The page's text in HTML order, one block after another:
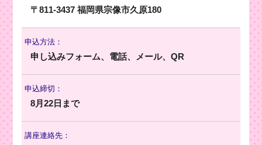
〒811-3437 福岡県宗像市久原180
申込方法：
申し込みフォーム、電話、メール、QR
申込締切：
8月22日まで
講座連絡先：